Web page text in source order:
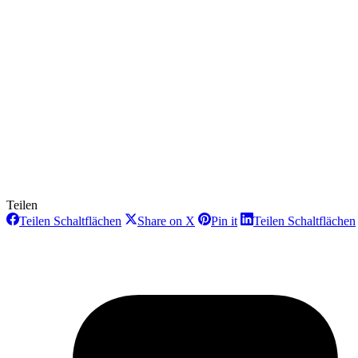
Teilen
Teilen Schaltflächen TeilenShare on X TeilenPin itTeilenTeilen Schaltflächen